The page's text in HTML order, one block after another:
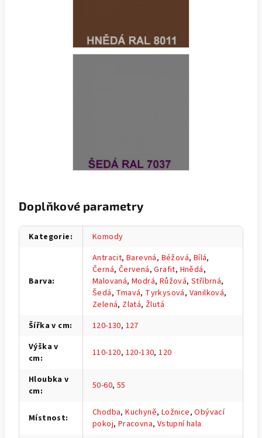
Doplňkové parametry
Kategorie: Komody
Barva:
Antracit,Barevná, Béžová, Bílá,
Černá, Červená,Grafit, Hnědá,
Malovaná,Modrá, Růžová,Stříbrná,
Šedá, Tmavá, Tyrkysová, Vanilková,
Zelená, Zlatá, Žlutá
Šířka v cm: 120-130, 127
Výška v
cm: 110-120, 120-130,120
Hloubka v
cm: 50-60, 55
Místnost: Chodba,Kuchyně, Ložnice,Obývací
pokoj, Pracovna, Vstupní hala